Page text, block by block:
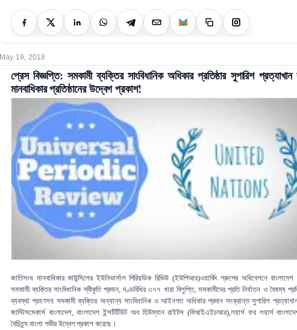
May 19, 2018
প্রেস বিজ্ঞপ্তি: সমকামী ব্যক্তির সাংবিধানিক অধিকার প্রতিষ্ঠার সুপারিশ প্রত্যাখান
মানবাধিকার প্রতিষ্ঠানের উদ্বেগ প্রকাশ!
জাতিসংঘ মানবাধিকারকাউন্সিলের ইউনিভার্সাল পিরিয়ডিক রিভিউ (ইউপিআর)ওয়ার্কিং গ্রুপের অধিবেশনে বাংলাদেশ
সমকামী ব্যক্তির সাংবিধানিক স্বীকৃতি প্রদান,দণ্ডবিধির ৩৭৭ ধারা বিলুপ্তি, সমকামীদের প্রতি নির্যাতন ও বৈষম্য
ব্যবস্থা গ্রহণসহ সমকামী ব্যক্তির অন্যান্য সাংবিধানিক ও আইনগত অধিকার প্রদান সংক্রান্ত সুপারিশ
জাস্টিসমেকার্স বাংলাদেশ,বাংলাদেশ ইন্সটিটিউট অব হিউম্যান রাইটস (বিআইএইচআর),লয়ার্স ফর লয়ার্স
বৈচিত্র্য.বাংলা গভীর উদ্বেগ প্রকাশ করেছে।